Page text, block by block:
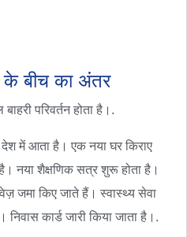
के बीच का अंतर
परिवर्तन होता है।.
में आता है। एक नया घर किराए
है। नया शैक्षणिक सत्र शुरू होता है।
जमा किए जाते हैं। स्वास्थ्य सेवा
कार्ड जारी किया जाता है।.